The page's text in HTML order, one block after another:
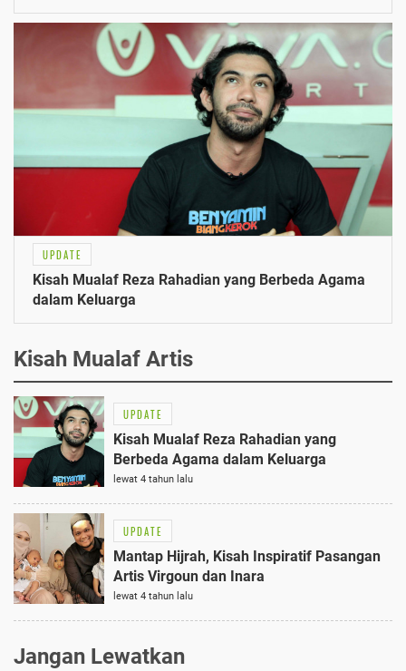
UPDATE
Kisah Mualaf Reza Rahadian yang Berbeda Agama
dalam Keluarga
Kisah Mualaf Artis
UPDATE
Kisah Mualaf Reza Rahadian yang
Berbeda Agama dalam Keluarga
lewat 4 tahun lalu
UPDATE
Mantap Hijrah, Kisah Inspiratif Pasangan
Artis Virgoun dan Inara
lewat 4 tahun lalu
Jangan Lewatkan